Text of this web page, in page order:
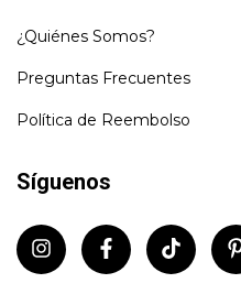
¿Quiénes Somos?
Preguntas Frecuentes
Política de Reembolso
Síguenos